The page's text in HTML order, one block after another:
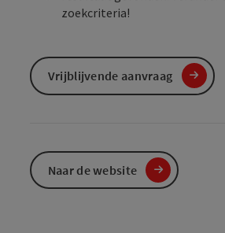
zoekcriteria!
Vrijblijvende aanvraag
Naar de website